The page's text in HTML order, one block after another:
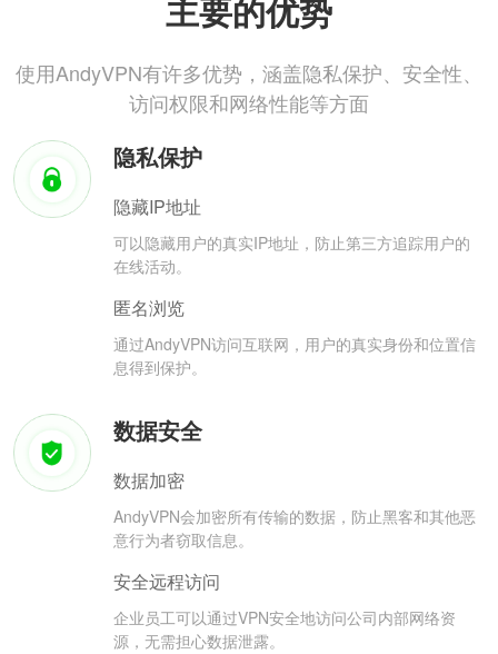
主要的优势
使用AndyVPN有许多优势，涵盖隐私保护、安全性、
访问权限和网络性能等方面
隐私保护
隐藏IP地址
可以隐藏用户的真实IP地址，防止第三方追踪用户的
在线活动。
匿名浏览
通过AndyVPN访问互联网，用户的真实身份和位置信
息得到保护。
数据安全
数据加密
AndyVPN会加密所有传输的数据，防止黑客和其他恶
意行为者窃取信息。
安全远程访问
企业员工可以通过VPN安全地访问公司内部网络资
源，无需担心数据泄露。